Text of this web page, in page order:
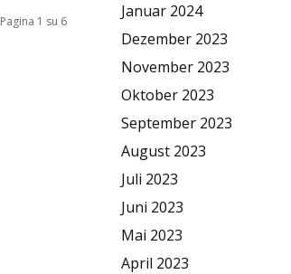
Pagina 1 su 6
Januar 2024
Dezember 2023
November 2023
Oktober 2023
September 2023
August 2023
Juli 2023
Juni 2023
Mai 2023
April 2023